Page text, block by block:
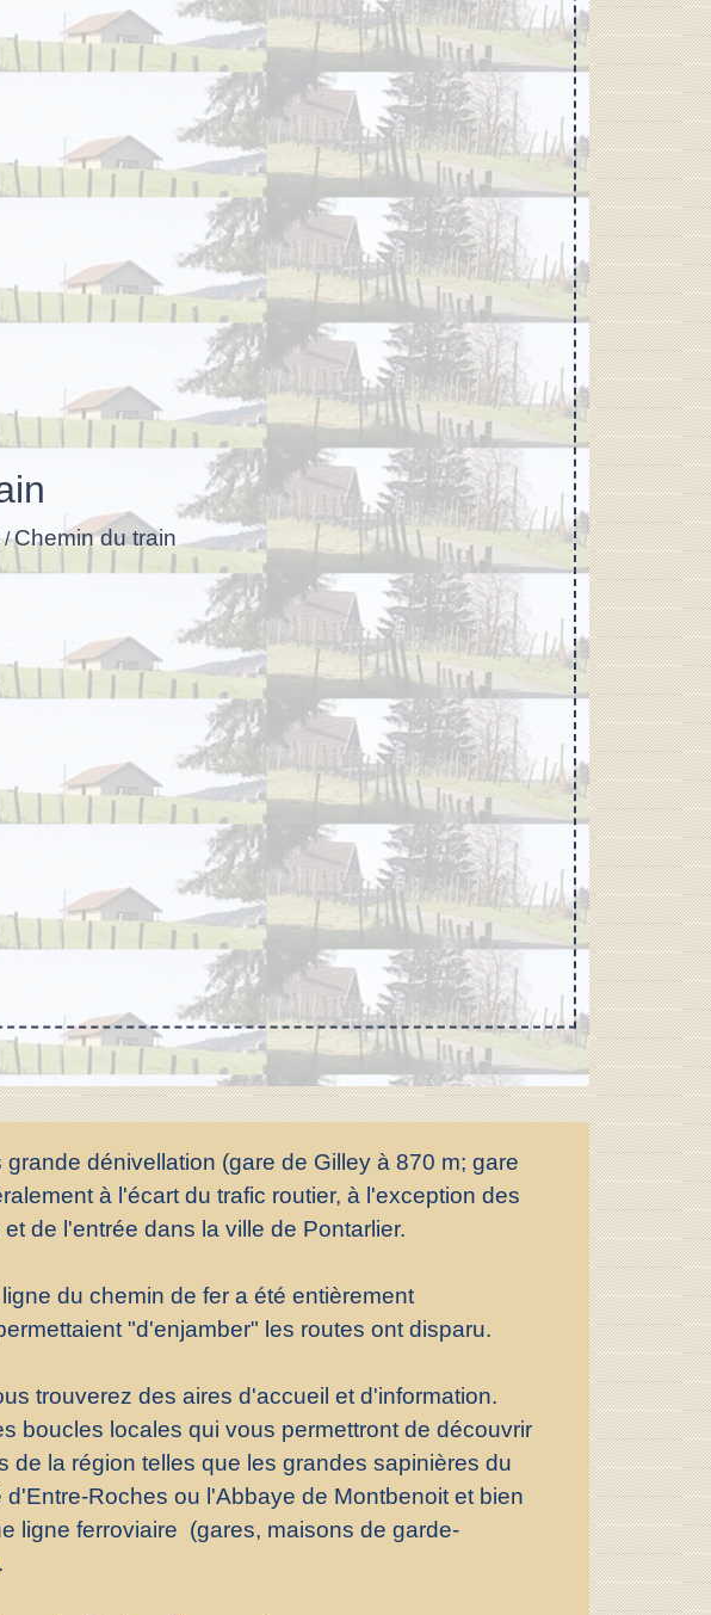
/Chemin du train
dénivellation (gare de Gilley à 870 m; gare
à l'écart du trafic routier, à l'exception des
de l'entrée dans la ville de Pontarlier.
du chemin de fer a été entièrement
"d'enjamber" les routes ont disparu.
trouverez des aires d'accueil et d'information.
boucles locales qui vous permettront de découvrir
de la région telles que les grandes sapinières du
Roches ou l'Abbaye de Montbenoit et bien
ligne ferroviaire (gares, maisons de garde-